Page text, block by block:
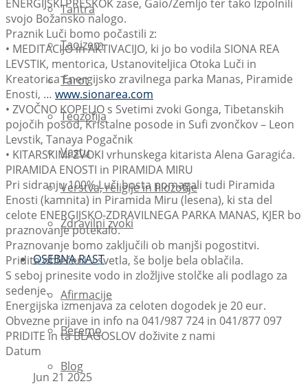
Tantra
Taoizem
Tarot
Teozofija
Vastu
Verstva, religije in filozofije
Zdravilni zvoki
OSEBNA RAST
Afirmacije
Beremo
Blog
ENERGIJSKI PRESKOK zase, Gaio/Zemljo ter tako Izpolnili
svojo Božansko nalogo.
Praznik Luči bomo počastili z:
• MEDITACIJO in AKTIVACIJO, ki jo bo vodila SIONA REA
LEVSTIK, mentorica, Ustanoviteljica Otoka Luči in
Kreatorica Energijsko zravilnega parka Manas, Piramide
Enosti, … www.sionarea.com
• ZVOČNO KOPELJO s Svetimi zvoki Gonga, Tibetanskih
pojočih posod, Kristalne posode in Sufi zvončkov – Leon
Levstik, Tanaya Pogačnik
• KITARSKIMI ZVOKI vrhunskega kitarista Alena Garagića.
PIRAMIDA ENOSTI in PIRAMIDA MIRU
Pri sidranju 100% Luči bosta pomagali tudi Piramida
Enosti (kamnita) in Piramida Miru (lesena), ki sta del
celote ENERGIJSKO-ZDRAVILNEGA PARKA MANAS, KJER bo
praznovanje potekalo.
Praznovanje bomo zaključili ob manjši pogostitvi.
Pridite oblečeni v svetla, še bolje bela oblačila.
S seboj prinesite vodo in zložljive stolčke ali podlago za
sedenje.
Energijska izmenjava za celoten dogodek je 20 eur.
Obvezne prijave in info na 041/987 724 in 041/877 097
PRIDITE in ta BLAGOSLOV doživite z nami
Datum
Jun 21 2025